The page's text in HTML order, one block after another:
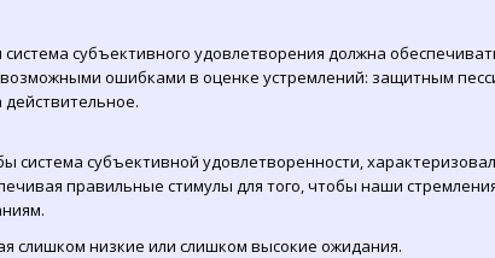
субъективного удовлетворения должна
ошибками в оценке устремлений: защитным
система субъективной удовлетворенности,
правильные стимулы для того, чтобы наши
слишком низкие или слишком высокие ожидания.